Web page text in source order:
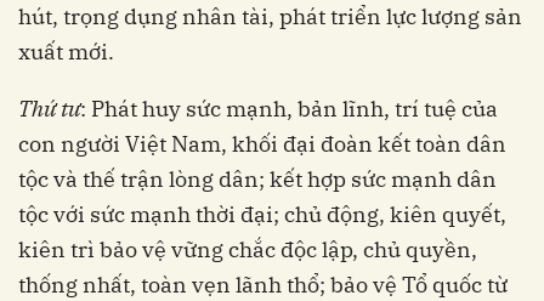
hút, trọng dụng nhân tài, phát triển lực lượng sản
xuất mới.
Thứ tư: Phát huy sức mạnh, bản lĩnh, trí tuệ của
con người Việt Nam, khối đại đoàn kết toàn dân
tộc và thế trận lòng dân; kết hợp sức mạnh dân
tộc với sức mạnh thời đại; chủ động, kiên quyết,
kiên trì bảo vệ vững chắc độc lập, chủ quyền,
thống nhất, toàn vẹn lãnh thổ; bảo vệ Tổ quốc từ